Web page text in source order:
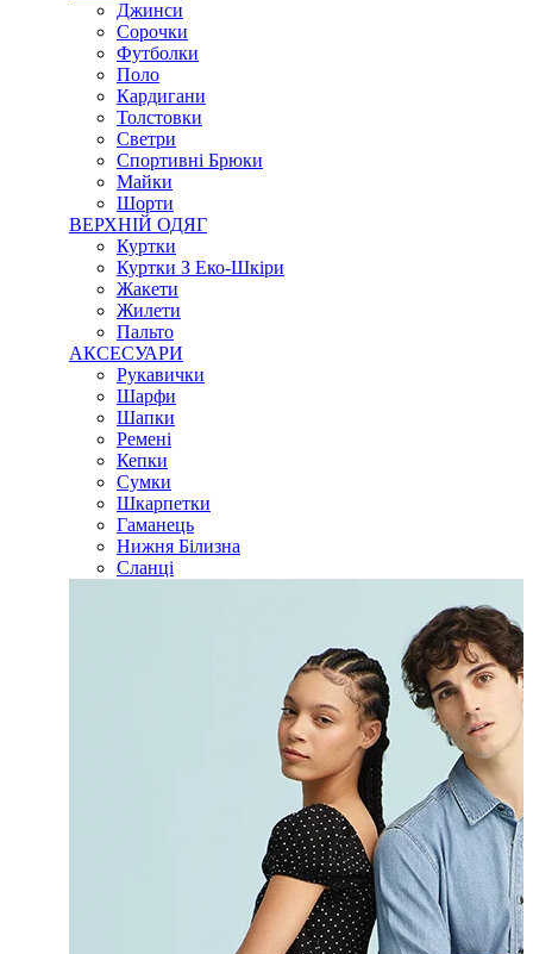
Джинси
Сорочки
Футболки
Поло
Кардигани
Толстовки
Светри
Спортивні Брюки
Майки
Шорти
ВЕРХНІЙ ОДЯГ
Куртки
Куртки З Еко-Шкіри
Жакети
Жилети
Пальто
АКСЕСУАРИ
Рукавички
Шарфи
Шапки
Ремені
Кепки
Сумки
Шкарпетки
Гаманець
Нижня Білизна
Сланці